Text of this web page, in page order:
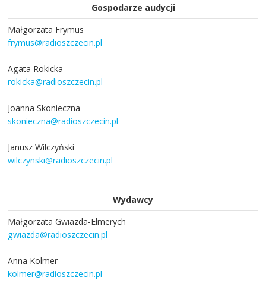
Gospodarze audycji
Małgorzata Frymus
frymus@radioszczecin.pl
Agata Rokicka
rokicka@radioszczecin.pl
Joanna Skonieczna
skonieczna@radioszczecin.pl
Janusz Wilczyński
wilczynski@radioszczecin.pl
Wydawcy
Małgorzata Gwiazda-Elmerych
gwiazda@radioszczecin.pl
Anna Kolmer
kolmer@radioszczecin.pl